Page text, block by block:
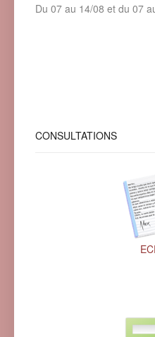
Du 07 au 14/08 et du 07
CONSULTATIONS